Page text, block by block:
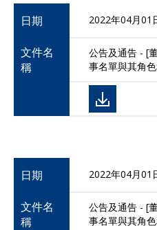
日期 2022年04月01
文件名
稱
公告及通告 - [
事名單與其角
日期 2022年04月01
文件名
稱
公告及通告 - [
事名單與其角